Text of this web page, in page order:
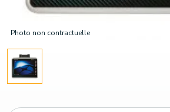
Photo non contractuelle